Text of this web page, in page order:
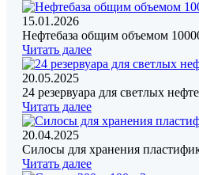
15.01.2026
Нефтебаза общим объемом
Читать далее
20.05.2025
24 резервуара для светлых
Читать далее
20.04.2025
Силосы для хранения
Читать далее